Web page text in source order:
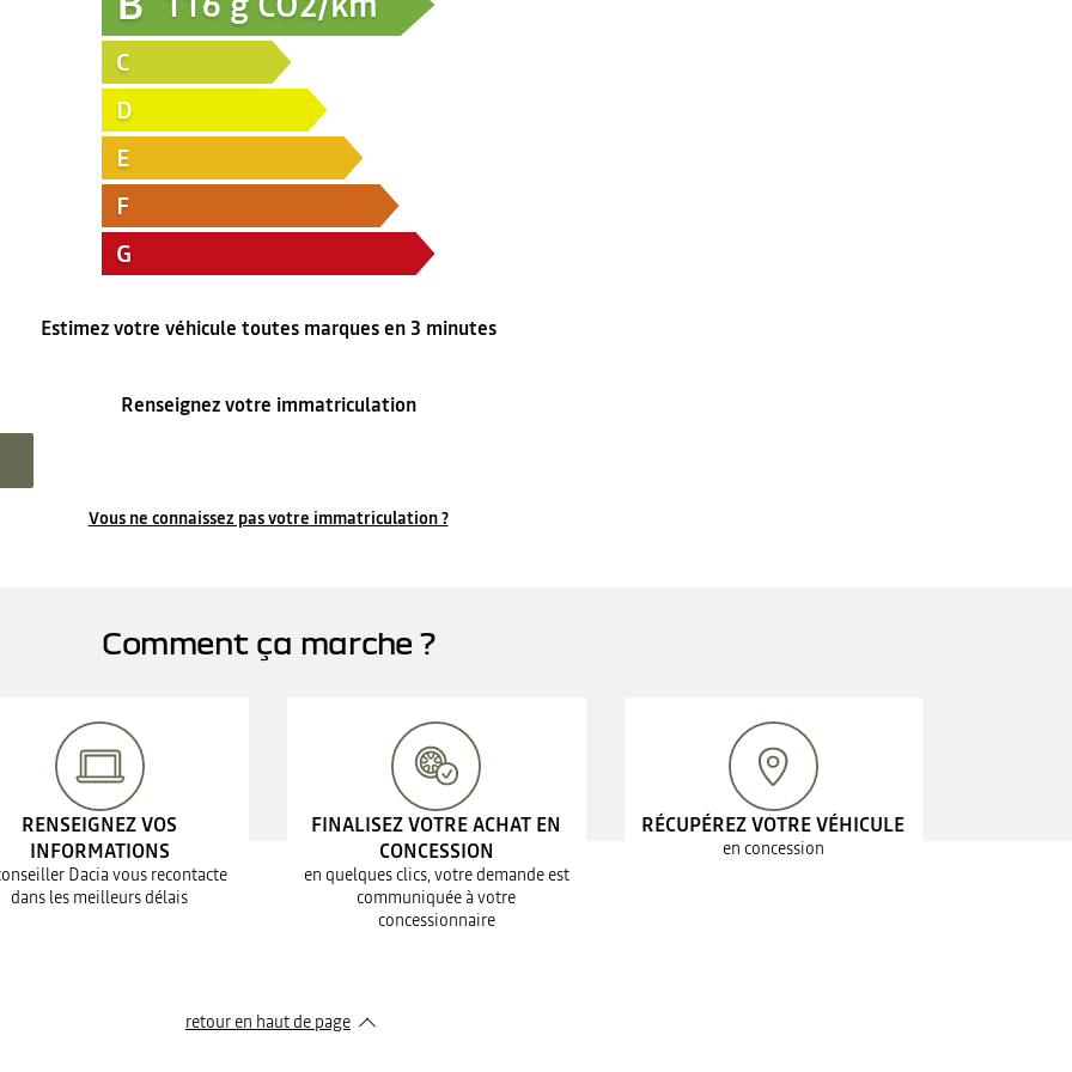
C
D
E
F
G
Estimez votre véhicule toutes marques en 3 minutes
Renseignez votre immatriculation
Vous ne connaissez pas votre immatriculation ?
Comment ça marche ?
RENSEIGNEZ VOS
INFORMATIONS
Dacia vous recontacte
dans les meilleurs délais
FINALISEZ VOTRE ACHAT EN
CONCESSION
en quelques clics, votre demande est
communiquée à votre
concessionnaire
RÉCUPÉREZ VOTRE VÉHICULE
en concession
retour en haut de page​